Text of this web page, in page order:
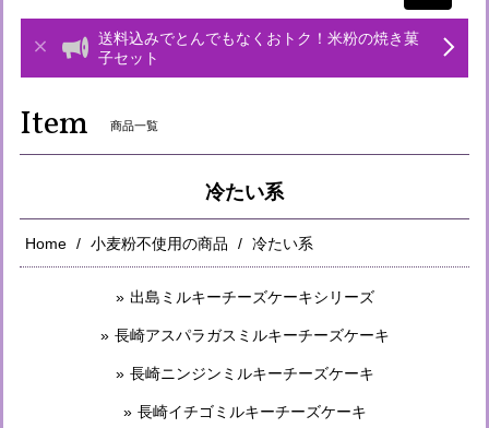
送料込みでとんでもなくおトク！米粉の焼き菓
子セット
Item 商品一覧
冷たい系
Home 小麦粉不使用の商品 冷たい系
出島ミルキーチーズケーキシリーズ
長崎アスパラガスミルキーチーズケーキ
長崎ニンジンミルキーチーズケーキ
長崎イチゴミルキーチーズケーキ